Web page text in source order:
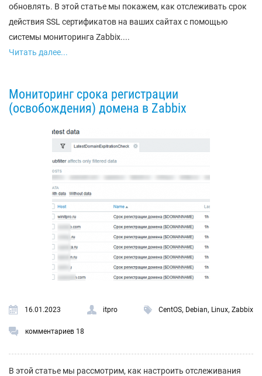
обновлять. В этой статье мы покажем, как отслеживать срок
действия SSL сертификатов на ваших сайтах с помощью
системы мониторинга Zabbix....
Читать далее...
Мониторинг срока регистрации
(освобождения) домена в Zabbix
16.01.2023 itpro CentOS, Debian, Linux, Zabbix
комментариев 18
В этой статье мы рассмотрим, как настроить отслеживания